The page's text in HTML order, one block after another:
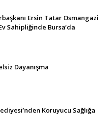
Ersin Tatar Osmangazi
Sahipliğinde Bursa’da
Dayanışma
Koruyucu Sağlığa